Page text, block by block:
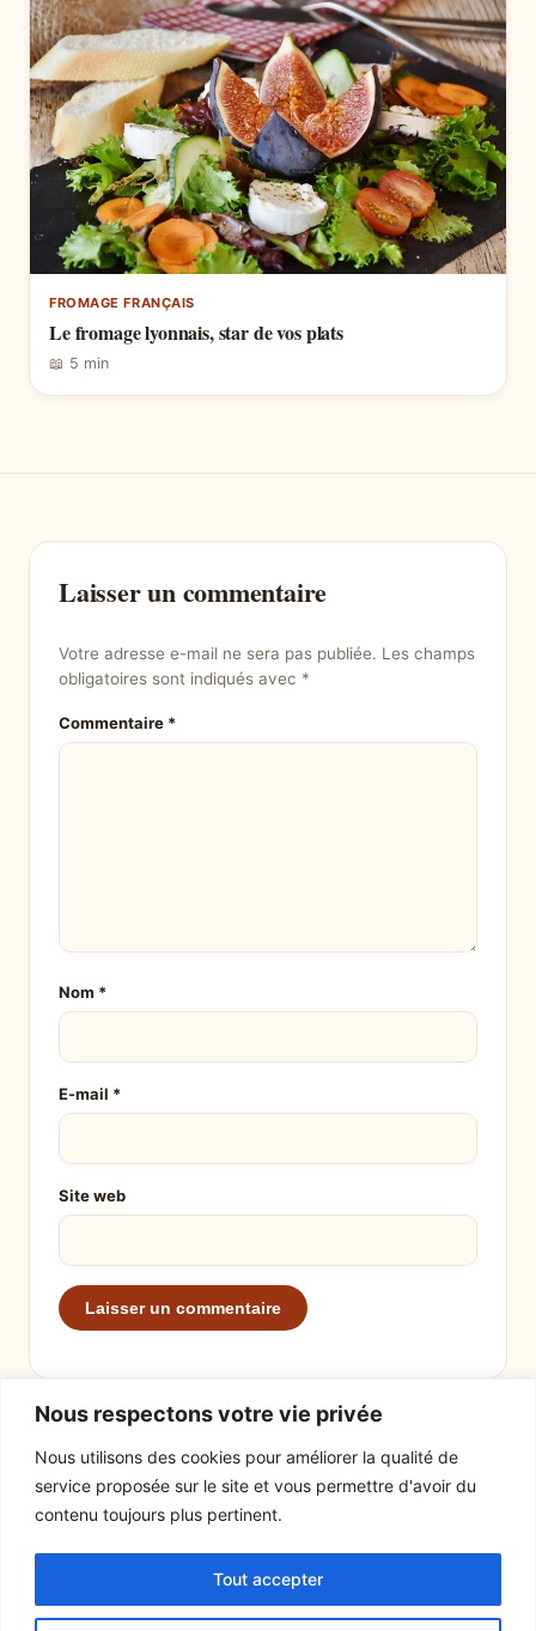
Nous respectons votre vie privée
Nous utilisons des cookies pour améliorer la qualité de
service proposée sur le site et vous permettre d'avoir du
contenu toujours plus pertinent.
Tout accepter
FROMAGE FRANÇAIS
Le fromage lyonnais, star de vos plats
📖 5 min
Laisser un commentaire
Votre adresse e-mail ne sera pas publiée. Les champs
obligatoires sont indiqués avec *
Commentaire *
Nom *
E-mail *
Site web
Actualités
Mentions légales